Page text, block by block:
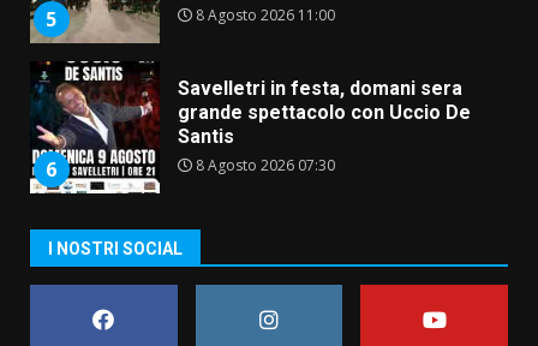
5 8 Agosto 2026 11:00
6
Savelletri in festa, domani sera
grande spettacolo con Uccio De
Santis
8 Agosto 2026 07:30
Politiche Giovanili e Mobilità
Sostenibile: premiati gli studenti
8 Agosto 2026 07:15
I NOSTRI SOCIAL